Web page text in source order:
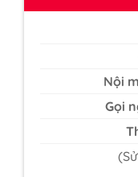
Nội
Gọi